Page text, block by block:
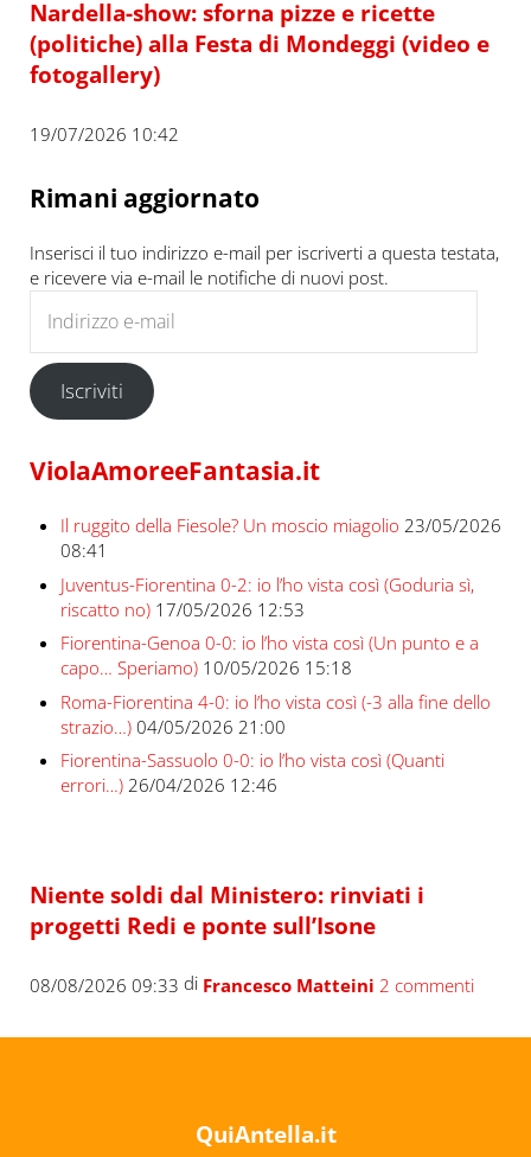
Nardella-show: sforna pizze e ricette
(politiche) alla Festa di Mondeggi (video e
fotogallery)
19/07/2026 10:42
Rimani aggiornato
Inserisci il tuo indirizzo e-mail per iscriverti a questa testata,
e ricevere via e-mail le notifiche di nuovi post.
Iscriviti
ViolaAmoreeFantasia.it
Il ruggito della Fiesole? Un moscio miagolio 23/05/2026
08:41
Juventus-Fiorentina 0-2: io l’ho vista così (Goduria sì,
riscatto no) 17/05/2026 12:53
Fiorentina-Genoa 0-0: io l’ho vista così (Un punto e a
capo… Speriamo) 10/05/2026 15:18
Roma-Fiorentina 4-0: io l’ho vista così (-3 alla fine dello
strazio…) 04/05/2026 21:00
Fiorentina-Sassuolo 0-0: io l’ho vista così (Quanti
errori…) 26/04/2026 12:46
Niente soldi dal Ministero: rinviati i
progetti Redi e ponte sull’Isone
08/08/2026 09:33 di Francesco Matteini 2 commenti
QuiAntella.it